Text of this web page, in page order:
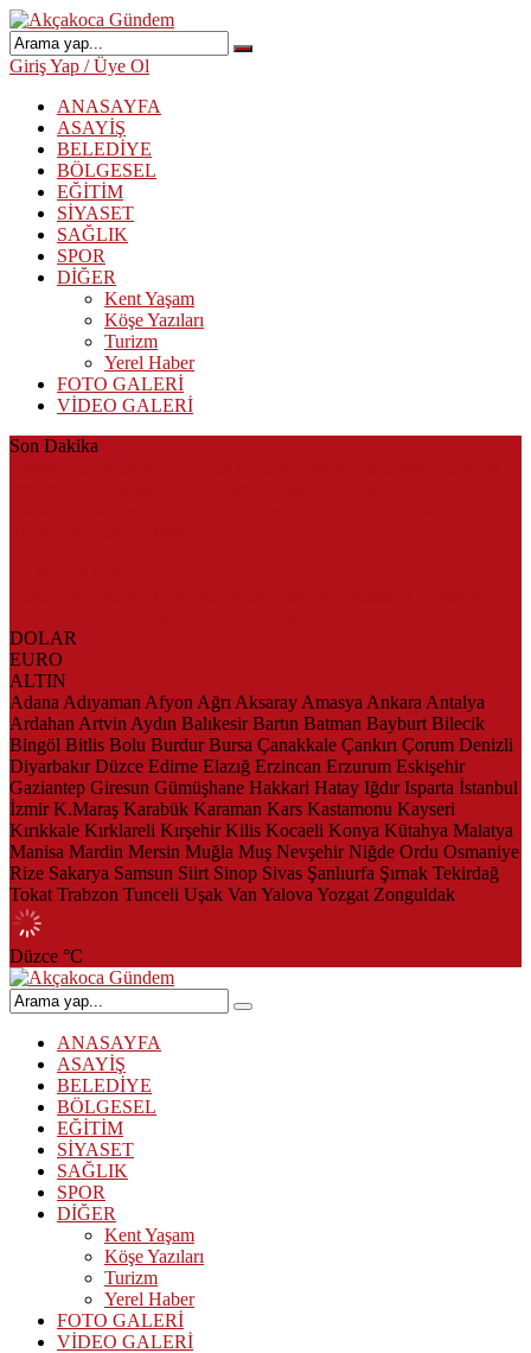
Giriş Yap / Üye Ol
ANASAYFA
ASAYİŞ
BELEDİYE
BÖLGESEL
EĞİTİM
SİYASET
SAĞLIK
SPOR
DİĞER
Kent Yaşam
Köşe Yazıları
Turizm
Yerel Haber
FOTO GALERİ
VİDEO GALERİ
Son Dakika
DOLAR
EURO
ALTIN
Adana Adıyaman Afyon Ağrı Aksaray Amasya Ankara Antalya
Ardahan Artvin Aydın Balıkesir Bartın Batman Bayburt Bilecik
Bingöl Bitlis Bolu Burdur Bursa Çanakkale Çankırı Çorum Denizli
Diyarbakır Düzce Edirne Elazığ Erzincan Erzurum Eskişehir
Gaziantep Giresun Gümüşhane Hakkari Hatay Iğdır Isparta İstanbul
İzmir K.Maraş Karabük Karaman Kars Kastamonu Kayseri
Kırıkkale Kırklareli Kırşehir Kilis Kocaeli Konya Kütahya Malatya
Manisa Mardin Mersin Muğla Muş Nevşehir Niğde Ordu Osmaniye
Rize Sakarya Samsun Siirt Sinop Sivas Şanlıurfa Şırnak Tekirdağ
Tokat Trabzon Tunceli Uşak Van Yalova Yozgat Zonguldak
Düzce °C
ANASAYFA
ASAYİŞ
BELEDİYE
BÖLGESEL
EĞİTİM
SİYASET
SAĞLIK
SPOR
DİĞER
Kent Yaşam
Köşe Yazıları
Turizm
Yerel Haber
FOTO GALERİ
VİDEO GALERİ